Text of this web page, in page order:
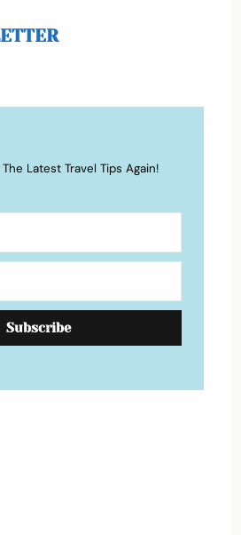
Latest Travel Tips Again!